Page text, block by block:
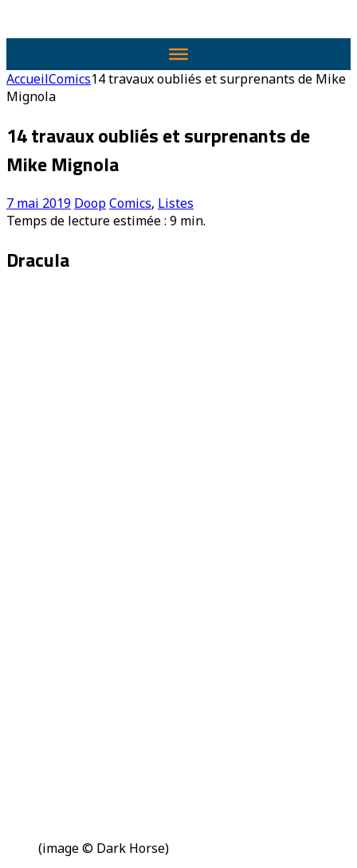
AccueilComics14 travaux oubliés et surprenants de Mike
Mignola
14 travaux oubliés et surprenants de
Mike Mignola
7 mai 2019 DoopComics, Listes
Temps de lecture estimée : 9 min.
Dracula
(image © Dark Horse)